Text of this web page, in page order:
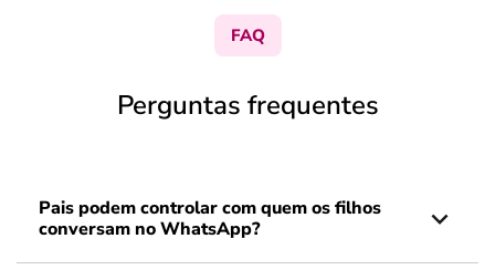
FAQ
Perguntas frequentes
Pais podem controlar com quem os filhos
conversam no WhatsApp?